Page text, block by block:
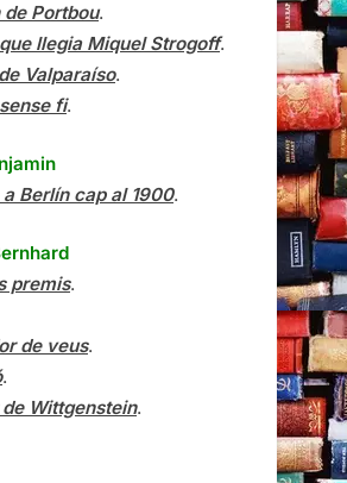
Portbou.
que llegia Miquel Strogoff.
Valparaíso.
fi.
Berlín cap al 1900.
premis.
de veus.
.
Wittgenstein.